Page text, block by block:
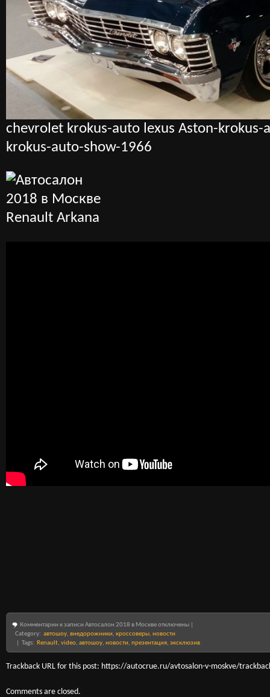
chevrolet krokus-auto lexus Aston-
krokus-auto-show-1966
Renault Arkana
Комментарии к записи Автосалон 2018 в Москвеотключены
Category: автошоу, внедорожники, кроссоверы, новости
| Tags: Renault, video, автошоу, новости, презентация, эксклюзив
Trackback URL for this post: https://autocrue.ru/avtosalon-v-moskve/
Comments are closed.